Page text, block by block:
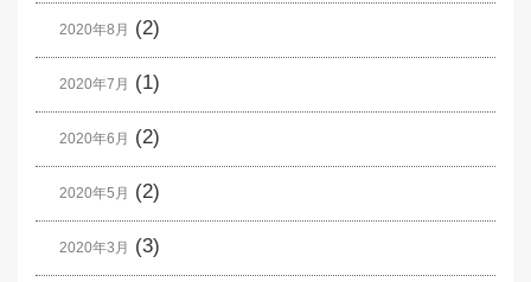
2020年8月 (2)
2020年7月 (1)
2020年6月 (2)
2020年5月 (2)
2020年3月 (3)